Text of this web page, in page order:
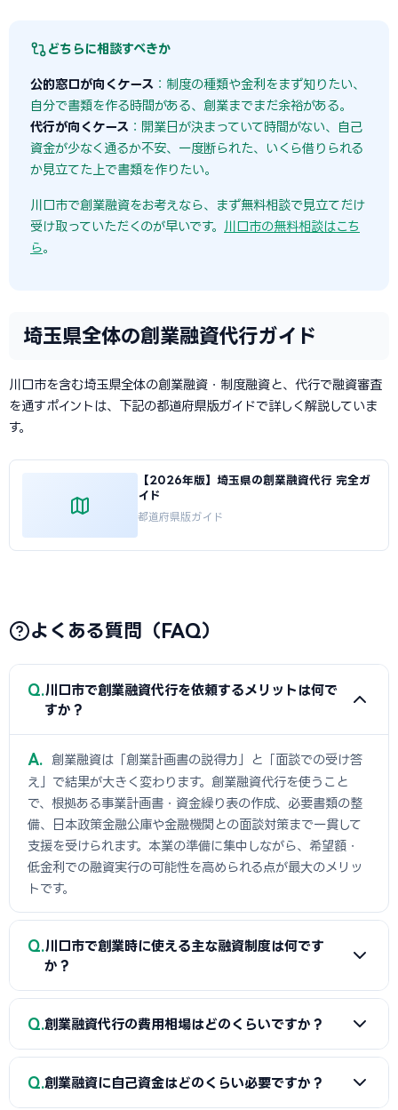
どちらに相談すべきか
公的窓口が向くケース ：制度の種類や金利をまず知りたい、
自分で書類を作る時間がある、創業までまだ余裕がある。
代行が向くケース ：開業日が決まっていて時間がない、自己
資金が少なく通るか不安、一度断られた、いくら借りられる
か見立てた上で書類を作りたい。
川口市で創業融資をお考えなら、まず無料相談で見立てだけ
受け取っていただくのが早いです。
川口市の無料相談はこち
ら。
埼玉県全体の創業融資代行ガイド
川口市を含む埼玉県全体の創業融資・制度融資と、代行で融資審査
を通すポイントは、下記の都道府県版ガイドで詳しく解説していま
す。
【2026年版】埼玉県の創業融資代行 完全ガ
イド
都道府県版ガイド
よくある質問（FAQ）
Q 川口市で創業融資代行を依頼するメリットは何で
すか？
A
創業融資は「創業計画書の説得力」と「面談での受け答
え」で結果が大きく変わります。創業融資代行を使うこと
で、根拠ある事業計画書・資金繰り表の作成、必要書類の整
備、日本政策金融公庫や金融機関との面談対策まで一貫して
支援を受けられます。本業の準備に集中しながら、希望額・
低金利での融資実行の可能性を高められる点が最大のメリッ
トです。
Q 川口市で創業時に使える主な融資制度は何です
か？
A
日本政策金融公庫の「新規開業資金」、信用保証協会の
薦の「マル経融資」などが中心です。実績の浅い創業期で
も、原則無担保・無保証人で利用できる制度が複数ありま
Q 創業融資代行の費用相場はどのくらいですか？
A
一般的に「着手金（無料〜数万円）＋成功報酬（融資実
Q 創業融資に自己資金はどのくらい必要ですか？